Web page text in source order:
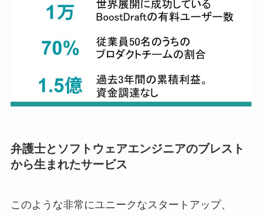
弁護士とソフトウェアエンジニアのブレスト
から生まれたサービス
このような非常にユニークなスタートアップ、